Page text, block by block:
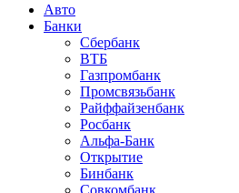
Авто
Банки
Сбербанк
ВТБ
Газпромбанк
Промсвязьбанк
Райффайзенбанк
Росбанк
Альфа-Банк
Открытие
Бинбанк
Совкомбанк